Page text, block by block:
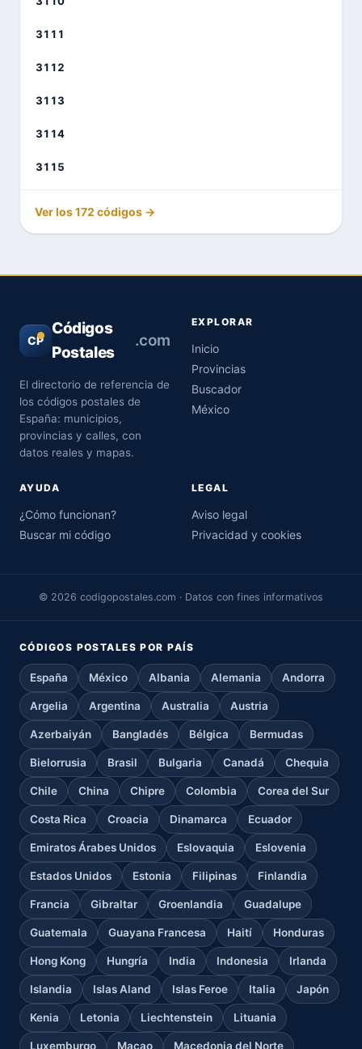
3111
3112
3113
3114
3115
Ver los 172 códigos →
CP
Códigos
Postales
.com
El directorio de referencia de
los códigos postales de
España: municipios,
provincias y calles, con
datos reales y mapas.
EXPLORAR
Inicio
Provincias
Buscador
México
AYUDA
¿Cómo funcionan?
Buscar mi código
LEGAL
Aviso legal
Privacidad y cookies
© 2026 codigopostales.com · Datos con fines informativos
CÓDIGOS POSTALES POR PAÍS
España México Albania Alemania Andorra
Argelia Argentina Australia Austria
Azerbaiyán Bangladés Bélgica Bermudas
Bielorrusia Brasil Bulgaria Canadá Chequia
Chile China Chipre Colombia Corea del Sur
Costa Rica Croacia Dinamarca Ecuador
Emiratos Árabes Unidos Eslovaquia Eslovenia
Estados Unidos Estonia Filipinas Finlandia
Francia Gibraltar Groenlandia Guadalupe
Guatemala Guayana Francesa Haití Honduras
Hong Kong Hungría India Indonesia Irlanda
Islandia Islas Aland Islas Feroe Italia Japón
Kenia Letonia Liechtenstein Lituania
Luxemburgo Macao Macedonia del Norte